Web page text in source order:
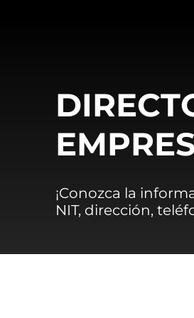
¡Conozca la
NIT, dirección,